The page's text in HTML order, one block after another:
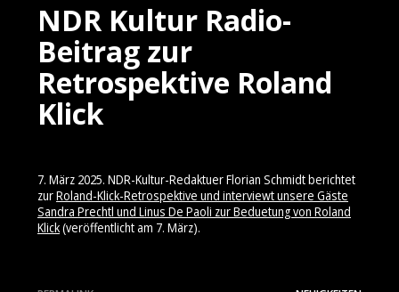
NDR Kultur Radio-
Beitrag zur
Retrospektive Roland
Klick
7. März 2025. NDR-Kultur-Redaktuer Florian Schmidt berichtet
zurRoland-Klick-Retrospektive und interviewt unsere Gäste
Sandra Prechtl und Linus De Paoli zur Beduetung von Roland
Klick(veröffentlicht am 7. März).